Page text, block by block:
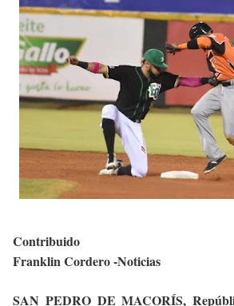
Contribuido
Franklin Cordero -Noticias
SAN PEDRO DE MACORÍS,